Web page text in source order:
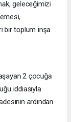
geleceğimizi
bir toplum inşa
2 çocuğa
iddiasıyla
ardından